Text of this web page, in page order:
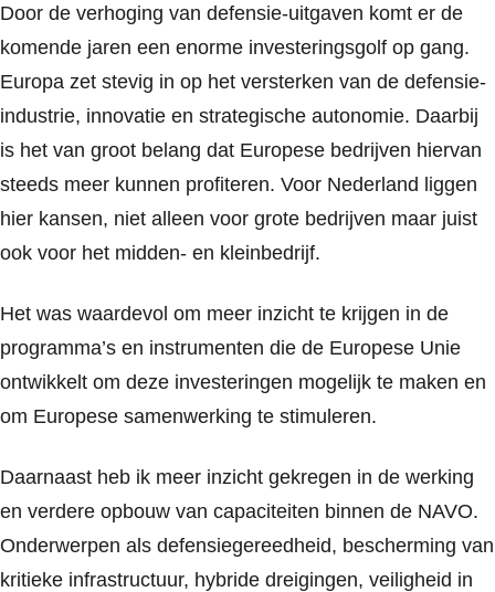
Door de verhoging van defensie-uitgaven komt er de
komende jaren een enorme investeringsgolf op gang.
Europa zet stevig in op het versterken van de defensie-
industrie, innovatie en strategische autonomie. Daarbij
is het van groot belang dat Europese bedrijven hiervan
steeds meer kunnen profiteren. Voor Nederland liggen
hier kansen, niet alleen voor grote bedrijven maar juist
ook voor het midden- en kleinbedrijf.
Het was waardevol om meer inzicht te krijgen in de
programma’s en instrumenten die de Europese Unie
ontwikkelt om deze investeringen mogelijk te maken en
om Europese samenwerking te stimuleren.
Daarnaast heb ik meer inzicht gekregen in de werking
en verdere opbouw van capaciteiten binnen de NAVO.
Onderwerpen als defensiegereedheid, bescherming van
kritieke infrastructuur, hybride dreigingen, veiligheid in